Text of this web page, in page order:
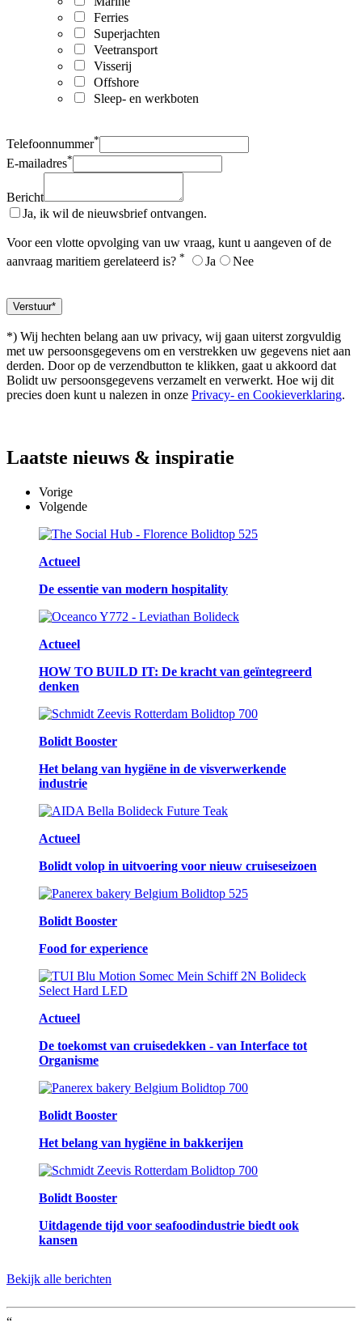
Ferries
Superjachten
Veetransport
Visserij
Offshore
Sleep- en werkboten
Telefoonnummer*
E-mailadres*
Bericht
Ja, ik wil de nieuwsbrief ontvangen.
Voor een vlotte opvolging van uw vraag, kunt u aangeven of de
aanvraag maritiem gerelateerd is? * Ja Nee
*) Wij hechten belang aan uw privacy, wij gaan uiterst zorgvuldig
met uw persoonsgegevens om en verstrekken uw gegevens niet aan
derden. Door op de verzendbutton te klikken, gaat u akkoord dat
Bolidt uw persoonsgegevens verzamelt en verwerkt. Hoe wij dit
precies doen kunt u nalezen in onze Privacy- en Cookieverklaring.
Laatste nieuws & inspiratie
Vorige
Volgende
Actueel
De essentie van modern hospitality
Actueel
HOW TO BUILD IT: De kracht van geïntegreerd
denken
Bolidt Booster
Het belang van hygiëne in de visverwerkende
industrie
Actueel
Bolidt volop in uitvoering voor nieuw cruiseseizoen
Bolidt Booster
Food for experience
Actueel
De toekomst van cruisedekken - van Interface tot
Organisme
Bolidt Booster
Het belang van hygiëne in bakkerijen
Bolidt Booster
Uitdagende tijd voor seafoodindustrie biedt ook
kansen
Bekijk alle berichten
“